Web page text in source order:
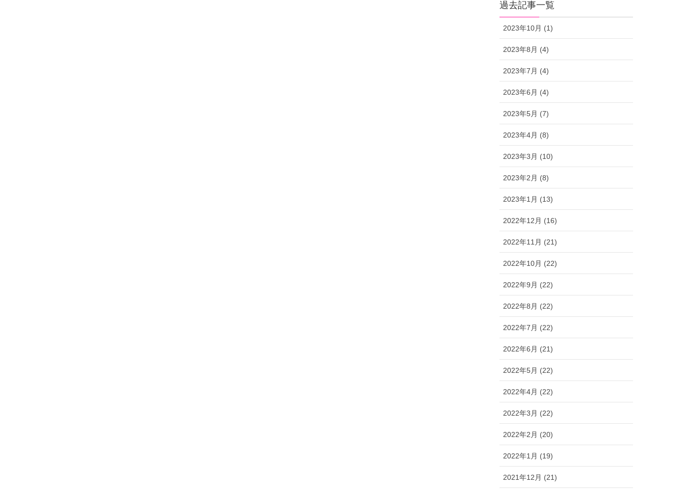
過去記事一覧
2023年10月 (1)
2023年8月 (4)
2023年7月 (4)
2023年6月 (4)
2023年5月 (7)
2023年4月 (8)
2023年3月 (10)
2023年2月 (8)
2023年1月 (13)
2022年12月 (16)
2022年11月 (21)
2022年10月 (22)
2022年9月 (22)
2022年8月 (22)
2022年7月 (22)
2022年6月 (21)
2022年5月 (22)
2022年4月 (22)
2022年3月 (22)
2022年2月 (20)
2022年1月 (19)
2021年12月 (21)